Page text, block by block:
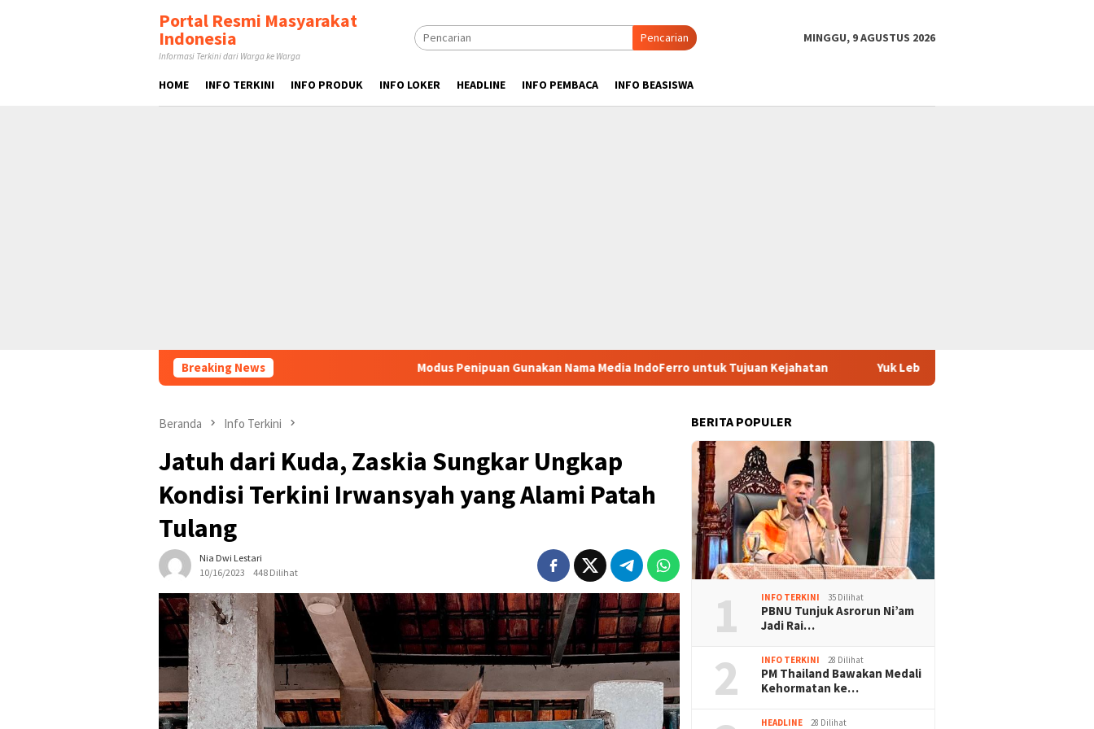
Portal Resmi Masyarakat
Indonesia
Informasi Terkini dari Warga ke Warga
Pencarian MINGGU, 9 AGUSTUS 2026
HOME INFO TERKINI INFO PRODUK INFO LOKER HEADLINE INFO PEMBACA INFO BEASISWA
Breaking News Modus Penipuan Gunakan Nama Media IndoFerro untuk Tujuan Kejahatan Yuk Lebih Mengenal Situs Mobil Fallonfox, Apa Saja
Beranda Info Terkini
Jatuh dari Kuda, Zaskia Sungkar Ungkap
Kondisi Terkini Irwansyah yang Alami Patah
Tulang
Nia Dwi Lestari
10/16/2023
448 Dilihat
BERITA POPULER
1 INFO TERKINI 35 Dilihat
PBNU Tunjuk Asrorun Ni’am
Jadi Rai…
2 INFO TERKINI 28 Dilihat
PM Thailand Bawakan Medali
Kehormatan ke…
HEADLINE 28 Dilihat